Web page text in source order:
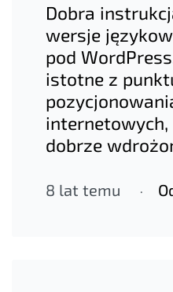
Dobra
wersje
pod
istotne z
internetowych,
dobrze
8 lat temu